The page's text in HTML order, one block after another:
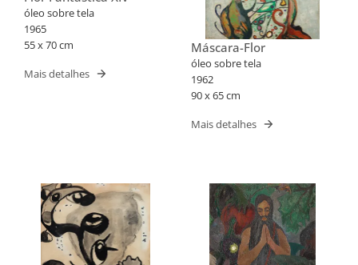
óleo sobre tela
1965
55 x 70 cm
Mais detalhes
Máscara-Flor
óleo sobre tela
1962
90 x 65 cm
Mais detalhes